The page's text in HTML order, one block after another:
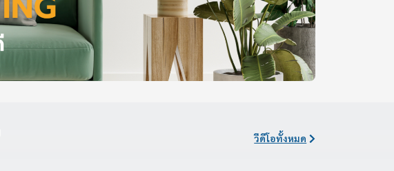
วีดีโอทั้งหมด